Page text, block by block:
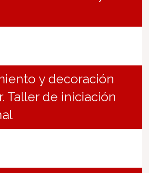
y decoración
Taller de iniciación